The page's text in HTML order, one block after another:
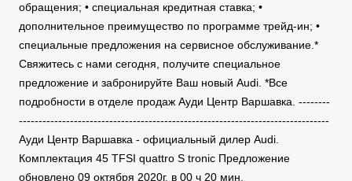
обращения; • специальная кредитная ставка; •
дополнительное преимущество по программе трейд-ин; •
специальные предложения на сервисное обслуживание.*
Свяжитесь с нами сегодня, получите специальное
предложение и забронируйте Ваш новый Audi. *Все
подробности в отделе продаж Ауди Центр Варшавка. --------
-------------------------------------------------------------------------------
Ауди Центр Варшавка - официальный дилер Audi.
Комплектация 45 TFSI quattro S tronic Предложение
обновлено 09 октября 2020г. в 00 ч 20 мин.